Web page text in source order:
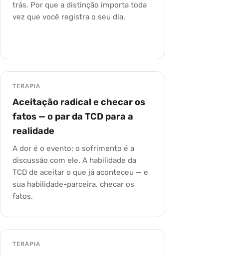
trás. Por que a distinção importa toda
vez que você registra o seu dia.
TERAPIA
Aceitação radical e checar os
fatos — o par da TCD para a
realidade
A dor é o evento; o sofrimento é a
discussão com ele. A habilidade da
TCD de aceitar o que já aconteceu — e
sua habilidade-parceira, checar os
fatos.
TERAPIA